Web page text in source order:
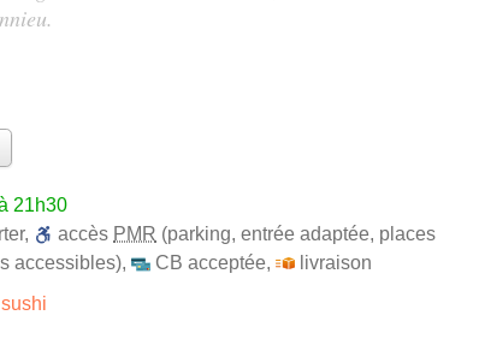
21h30
, accès PMR (parking, entrée adaptée, places
accessibles), CB acceptée,
livraison